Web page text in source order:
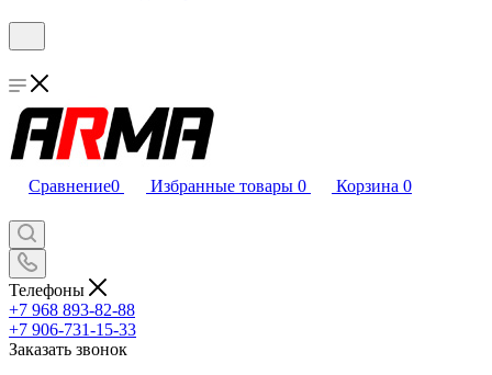
Сравнение0 Избранные товары 0 Корзина 0
Телефоны
+7 968 893-82-88
+7 906-731-15-33
Заказать звонок